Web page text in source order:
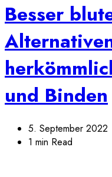
Besser
und Binden
5. September 2022
1 min Read